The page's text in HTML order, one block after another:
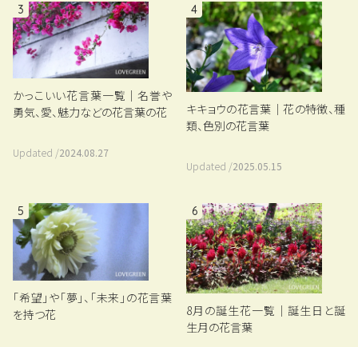
3
かっこいい花言葉一覧｜名誉や
勇気、愛、魅力などの花言葉の花
Updated /2024.08.27
4
キキョウの花言葉｜花の特徴、種
類、色別の花言葉
Updated /2025.05.15
5
「希望」や「夢」、「未来」の花言葉
を持つ花
6
8月の誕生花一覧｜誕生日と誕
生月の花言葉